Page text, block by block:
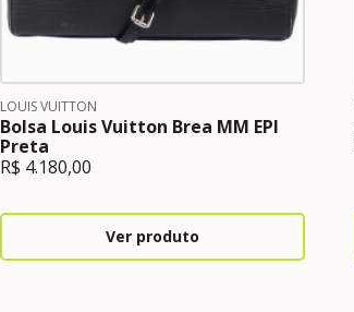
LOUIS VUITTON
Bolsa Louis Vuitton Brea MM EPI
Preta
R$ 4.180,00
Ver produto